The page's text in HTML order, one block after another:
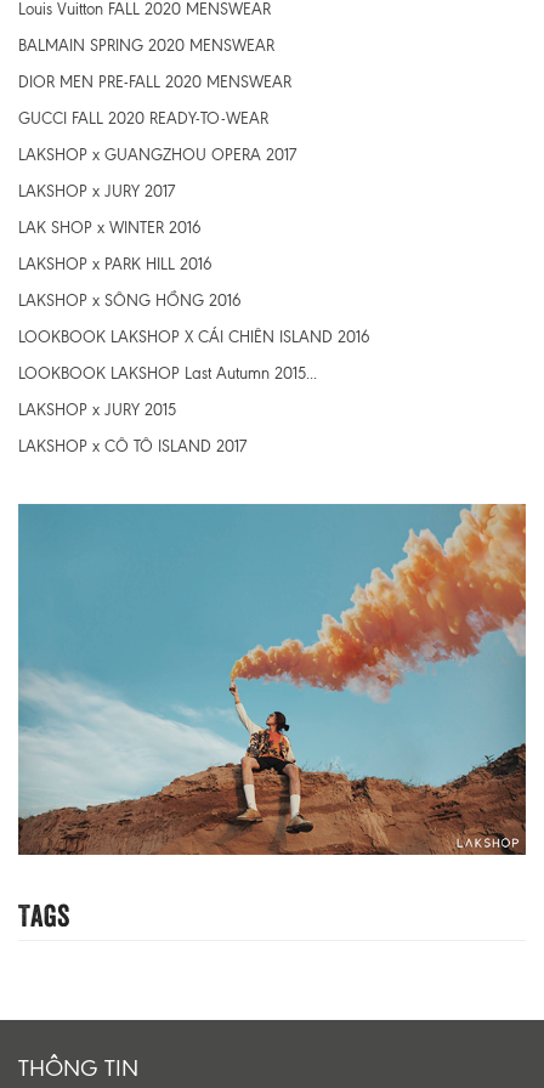
Louis Vuitton FALL 2020 MENSWEAR
BALMAIN SPRING 2020 MENSWEAR
DIOR MEN PRE-FALL 2020 MENSWEAR
GUCCI FALL 2020 READY-TO-WEAR
LAKSHOP x GUANGZHOU OPERA 2017
LAKSHOP x JURY 2017
LAK SHOP x WINTER 2016
LAKSHOP x PARK HILL 2016
LAKSHOP x SÔNG HỒNG 2016
LOOKBOOK LAKSHOP X CÁI CHIÊN ISLAND 2016
LOOKBOOK LAKSHOP Last Autumn 2015...
LAKSHOP x JURY 2015
LAKSHOP x CÔ TÔ ISLAND 2017
Tags
THÔNG TIN